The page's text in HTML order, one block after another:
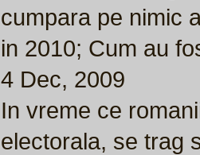
cumpara pe nimic
in 2010; Cum au
4 Dec, 2009
In vreme ce
electorala, se trag